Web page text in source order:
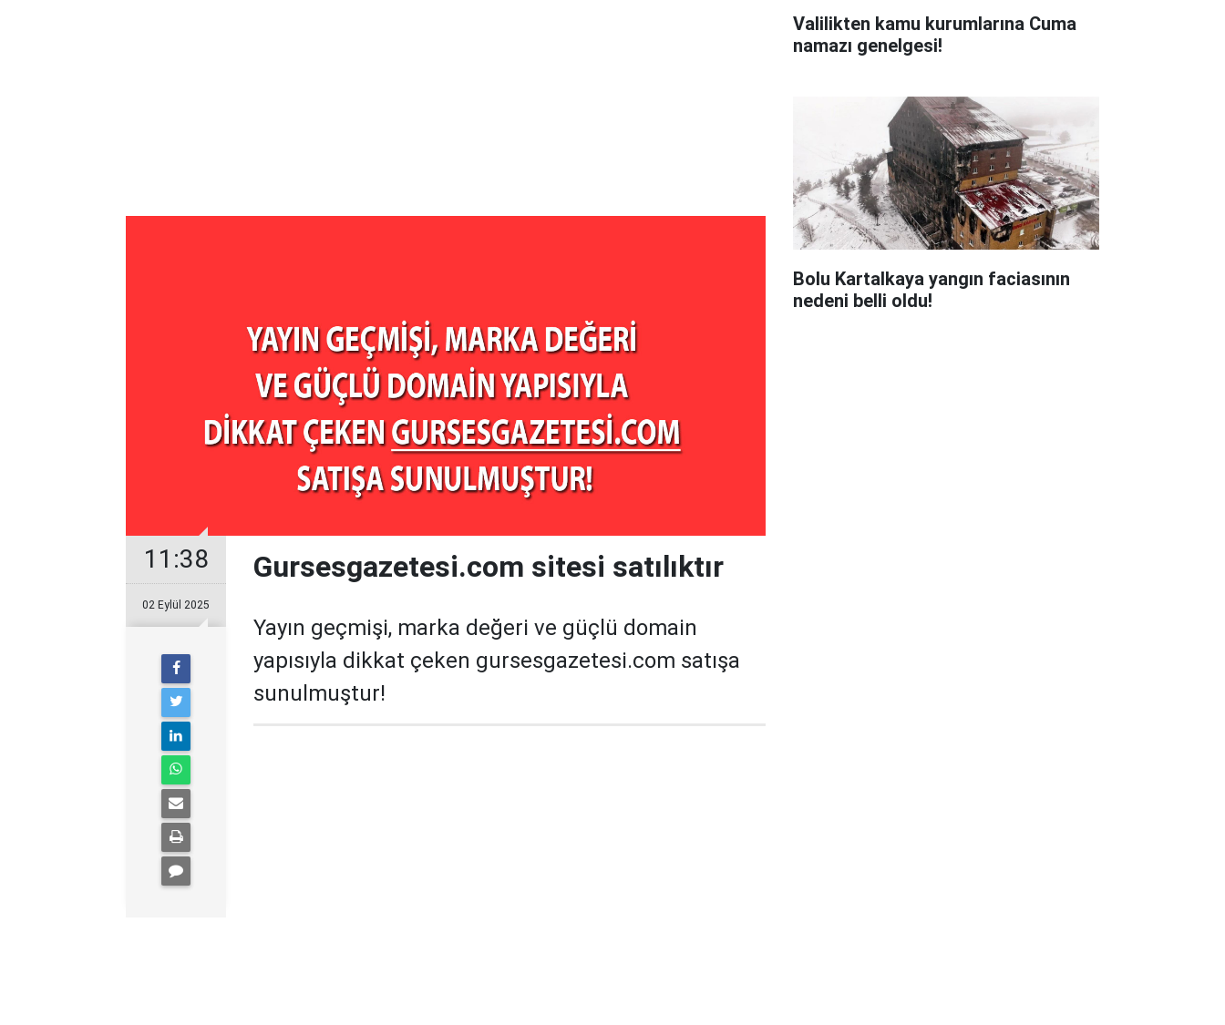
11:38
02 Eylül 2025
Gursesgazetesi.com sitesi satılıktır
Yayın geçmişi, marka değeri ve güçlü domain
yapısıyla dikkat çeken gursesgazetesi.com satışa
sunulmuştur!
Valilikten kamu kurumlarına Cuma
namazı genelgesi!
Bolu Kartalkaya yangın faciasının
nedeni belli oldu!